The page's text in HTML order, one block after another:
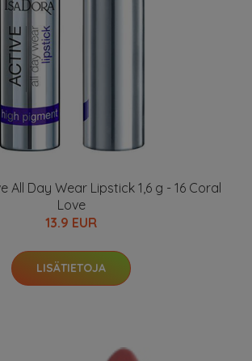
All Day Wear Lipstick 1,6 g - 16 Coral
Love
13.9 EUR
LISÄTIETOJA